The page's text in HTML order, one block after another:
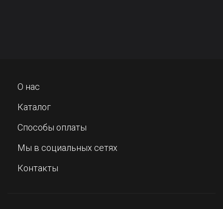
О нас
Каталог
Способы оплаты
Мы в социальных сетях
Контакты